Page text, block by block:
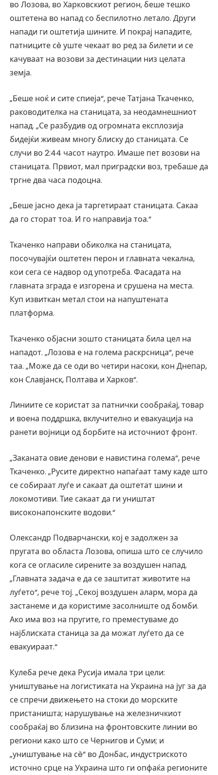
во Лозова, во Харковскиот регион, беше тешко
оштетена во напад со беспилотно летало. Други
напади ги оштетија шините. И покрај нападите,
патниците сè уште чекаат во ред за билети и се
качуваат на возови за дестинации низ целата
земја.
„Беше ноќ и сите спиеја“, рече Татјана Ткаченко,
раководителка на станицата, за неодамнешниот
напад. „Се разбудив од огромната експлозија
бидејќи живеам многу блиску до станицата. Се
случи во 2:44 часот наутро. Имаше пет возови на
станицата. Првиот, мал приградски воз, требаше да
тргне два часа подоцна.
„Беше јасно дека ја таргетираат станицата. Сакаа
да го сторат тоа. И го направија тоа.“
Ткаченко направи обиколка на станицата,
посочувајќи оштетен перон и главната чекална,
кои сега се надвор од употреба. Фасадата на
главната зграда е изгорена и срушена на места.
Куп извиткан метал стои на напуштената
платформа.
Ткаченко објасни зошто станицата била цел на
нападот. „Лозова е на голема раскрсница“, рече
таа. „Може да се оди во четири насоки, кон Днепар,
кон Славјанск, Полтава и Харков“.
Линиите се користат за патнички сообраќај, товар
и воена поддршка, вклучително и евакуација на
ранети војници од борбите на источниот фронт.
„Заканата овие денови е навистина голема“, рече
Ткаченко. „Русите директно напаѓаат таму каде што
се собираат луѓе и сакаат да оштетат шини и
локомотиви. Тие сакаат да ги уништат
високонапонските водови.“
Олександр Подварчански, кој е задолжен за
пругата во областа Лозова, опиша што се случило
кога се огласиле сирените за воздушен напад.
„Главната задача е да се заштитат животите на
луѓето“, рече тој. „Секој воздушен аларм, мора да
застанеме и да користиме засолниште од бомби.
Ако има воз на пругите, го преместуваме до
најблиската станица за да можат луѓето да се
евакуираат.“
Кулеба рече дека Русија имала три цели:
уништување на логистиката на Украина на југ за да
се спречи движењето на стоки до морските
пристаништа; нарушување на железничкиот
сообраќај во близина на фронтовските линии во
региони како што се Чернигов и Суми; и
„уништување на сè“ во Донбас, индустриското
источно срце на Украина што ги опфаќа регионите